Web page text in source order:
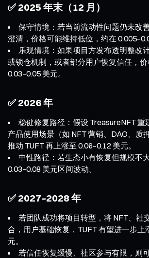
✅ 2025 年末（12 月）
保守情境：若当前流动性问题仍未改
澄清，价格可能维持低位，约在
乐观情境：如果项目方发布透明整改
或锁仓机制，或者部分用户恢复信任，
0.03–0.05 美元。
✅ 2026 年
稳健修复路径：假设 TreasureNFT 重
产品使用场景（如 NFT 营销、DAO、质
推动 TUFT 再上涨至 0.06–0.12 美元。
中性路径：若生态小有恢复但规模不
0.03–0.08 美元区间波动。
✅ 2027–2028 年
若团队成功将项目转型，将 NFT、社
合，用户基础恢复，TUFT 有望进一步上
元。
若信任恢复缓慢、社区参与有限，则